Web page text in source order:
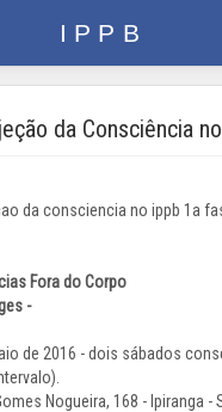
da Consciência
Fora do Corpo
-
de 2016 - dois sábados
Nogueira, 168 - Ipiranga -